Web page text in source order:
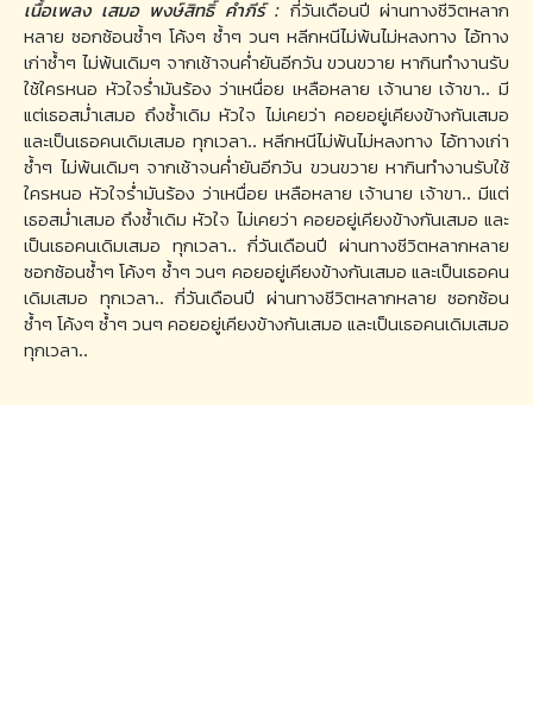
เนื้อเพลง เสมอ พงษ์สิทธิ์ คำภีร์ : กี่วันเดือนปี ผ่านทางชีวิตหลาก
หลาย ซอกซ้อนซ้ำๆ โค้งๆ ซ้ำๆ วนๆ หลีกหนีไม่พ้นไม่หลงทาง ไอ้ทาง
เก่าซ้ำๆ ไม่พ้นเดิมๆ จากเช้าจนค่ำยันอีกวัน ขวนขวาย หากินทำงานรับ
ใช้ใครหนอ หัวใจร่ำมันร้อง ว่าเหนื่อย เหลือหลาย เจ้านาย เจ้าขา.. มี
แต่เธอสม่ำเสมอ ถึงซ้ำเดิม หัวใจ ไม่เคยว่า คอยอยู่เคียงข้างกันเสมอ
และเป็นเธอคนเดิมเสมอ ทุกเวลา.. หลีกหนีไม่พ้นไม่หลงทาง ไอ้ทางเก่า
ซ้ำๆ ไม่พ้นเดิมๆ จากเช้าจนค่ำยันอีกวัน ขวนขวาย หากินทำงานรับใช้
ใครหนอ หัวใจร่ำมันร้อง ว่าเหนื่อย เหลือหลาย เจ้านาย เจ้าขา.. มีแต่
เธอสม่ำเสมอ ถึงซ้ำเดิม หัวใจ ไม่เคยว่า คอยอยู่เคียงข้างกันเสมอ และ
เป็นเธอคนเดิมเสมอ ทุกเวลา.. กี่วันเดือนปี ผ่านทางชีวิตหลากหลาย
ซอกซ้อนซ้ำๆ โค้งๆ ซ้ำๆ วนๆ คอยอยู่เคียงข้างกันเสมอ และเป็นเธอคน
เดิมเสมอ ทุกเวลา.. กี่วันเดือนปี ผ่านทางชีวิตหลากหลาย ซอกซ้อน
ซ้ำๆ โค้งๆ ซ้ำๆ วนๆ คอยอยู่เคียงข้างกันเสมอ และเป็นเธอคนเดิมเสมอ
ทุกเวลา..